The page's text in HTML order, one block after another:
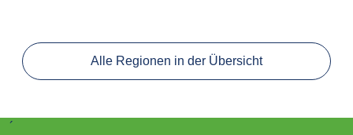
Alle Regionen in der Übersicht
´